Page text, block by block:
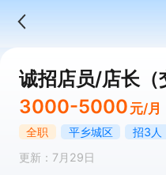
诚招店员/店长（
3000-5000 元/月
全职 平乡城区
招3人
更新：7月29日